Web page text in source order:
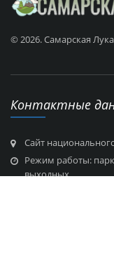
© 2026. Самарская Лука
Контактные
Сайт
Режим работы: парк
выходных